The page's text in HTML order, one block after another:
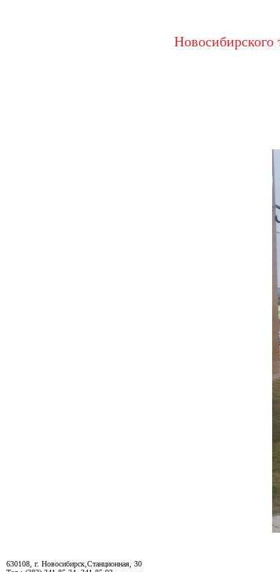
630108, г. Новосибирск,Станционная, 30